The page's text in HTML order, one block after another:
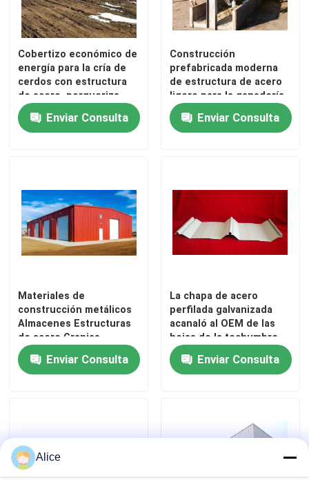
Productos
Cobertizo económico de
energía para la cría de
cerdos con estructura
de acero, porqueriza,
casa para cerdos
Enviar Consulta
Construcción
prefabricada moderna
de estructura de acero
ligero para la ganadería
de aves de corral
Cochos de pollo Granjas
Enviar Consulta
Materiales de
construcción metálicos
Almacenes Estructuras
de acero Granjas
prefabricadas Granjas
de almacenamiento
Enviar Consulta
La chapa de acero
perfilada galvanizada
acanaló al OEM de las
hojas de la techumbre
Enviar Consulta
Alice